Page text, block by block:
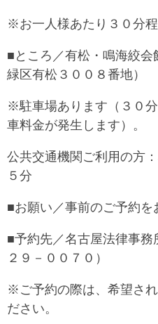
※お一人様あたり３０分
■ところ／有松・鳴海絞
緑区有松３００８番地）
※駐車場あります（３０
車料金が発生します）。
公共交通機関ご利用の方
５分
■お願い／事前のご予約を
■予約先／名古屋法律事務
２９－００７０）
※ご予約の際は、希望さ
ださい。